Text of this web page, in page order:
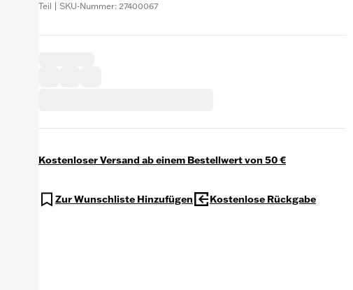
Teil | SKU-Nummer: 27400067
Kostenloser Versand ab einem Bestellwert von 50 €
Zur Wunschliste Hinzufügen Kostenlose Rückgabe